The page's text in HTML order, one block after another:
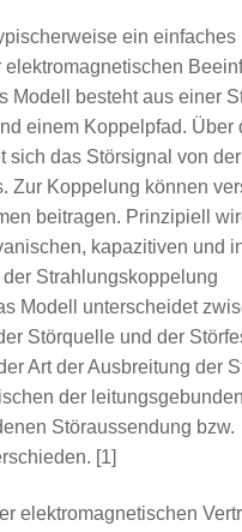
ein einfaches
elektromagnetischen
Modell besteht aus einer
einem Koppelpfad. Über
sich das Störsignal von
Zur Koppelung können
beitragen. Prinzipiell
kapazitiven und
Strahlungskoppelung
Modell unterscheidet
Störquelle und der
Art der Ausbreitung der
der
Störaussendung bzw.
[1]
elektromagnetischen